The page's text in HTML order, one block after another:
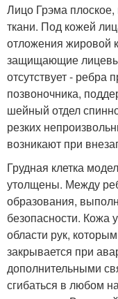
Лицо Грэма
ткани. Под кожей
отложения жировой
защищающие
отсутствует - ребра
позвоночника,
шейный отдел
резких
возникают при
Грудная клетка
утолщены. Между
образования,
безопасности. Кожа
области рук,
закрывается при
дополнительными
сгибаться в любом